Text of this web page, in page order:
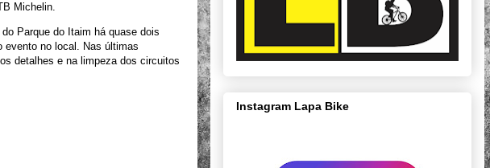
Michelin.
Parque do Itaim há quase dois
evento no local. Nas últimas
detalhes e na limpeza dos circuitos
Instagram Lapa Bike